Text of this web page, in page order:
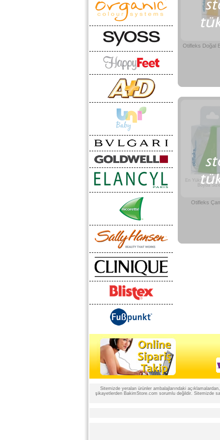
Otifleks Doğal
En Yüksek Ses
Boyda
Otifleks
Sitemizde yeralan ürünler ambalajlarındaki
şikayetlerden BakimStore.com sorumlu değildir. Sitemizde